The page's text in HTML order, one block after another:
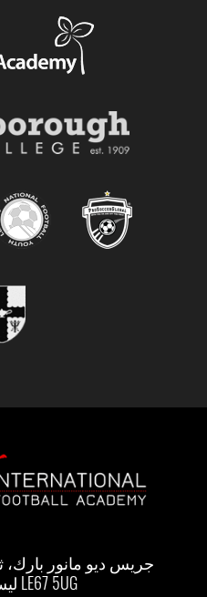
جريس ديو مانور بارك،
ليسيسترشاير LE67 5UG